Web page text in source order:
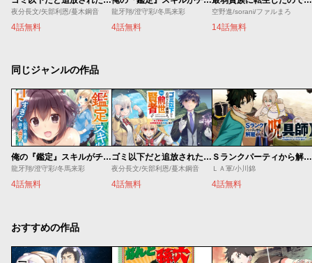
夜分長文/矢部利恩/蔓木鋼音
4話無料
龍牙翔/澄守彩/冬馬来彩
4話無料
空野進/sorani/ファルまろ
14話無料
同じジャンルの作品
俺の『鑑定』スキルがチートすぎて
龍牙翔/澄守彩/冬馬来彩
4話無料
ゴミ以下だと追放された使用人、実は前世賢者です ～史上最強の賢者、世界最高峰の学園に通う～
夜分長文/矢部利恩/蔓木鋼音
4話無料
Ｓランクパーティから解雇された【呪具師】～『呪いのアイテム』しか作れませんが、その性能はアーティファクト級なり……！～
ＬＡ軍/小川錦
4話無料
おすすめの作品